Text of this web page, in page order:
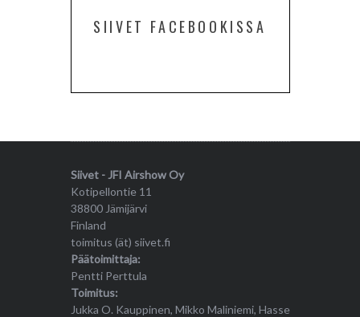
SIIVET FACEBOOKISSA
Siivet - JFI Airshow Oy
Kotipellontie 11
38800 Jämijärvi
Finland
toimitus (ät) siivet.fi
Päätoimittaja:
Pentti Perttula
Toimitus:
Jukka O. Kauppinen, Mikko Maliniemi, Hasse